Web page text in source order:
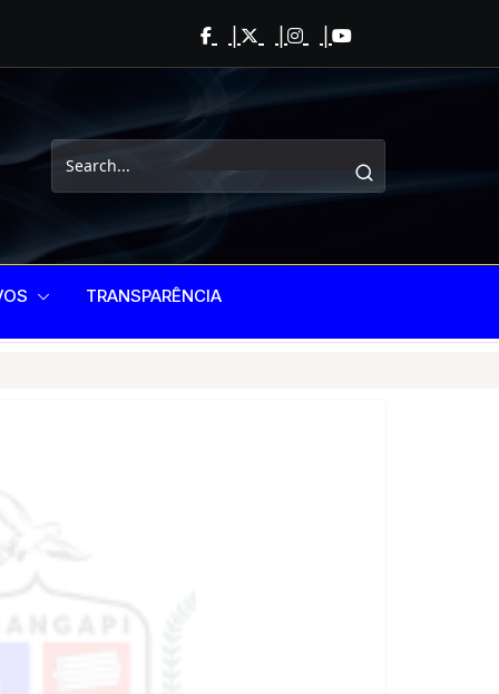
TRANSPARÊNCIA